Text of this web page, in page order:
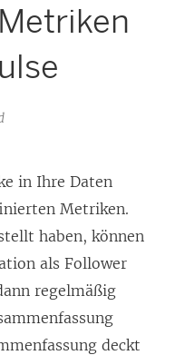
in Ihre Daten
Metriken.
haben, können
als Follower
regelmäßig
deckt